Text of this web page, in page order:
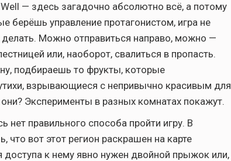
— здесь загадочно абсолютно всё, а потому
берёшь управление протагонистом, игра не
Можно отправиться направо, можно —
или, наоборот, свалиться в пропасть.
подбираешь то фрукты, которые
взрывающиеся с непривычно красивым для
Эксперименты в разных комнатах покажут.
правильного способа пройти игру. В
вот этот регион раскрашен на карте
к нему явно нужен двойной прыжок или,